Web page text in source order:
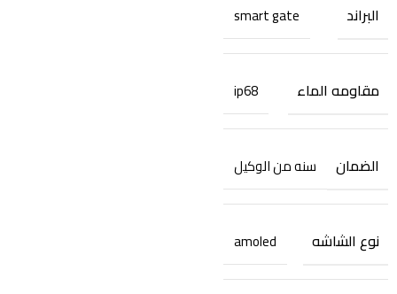
البراند smart gate
مقاومه الماء ip68
الضمان سنه من الوكيل
نوع الشاشه amoled